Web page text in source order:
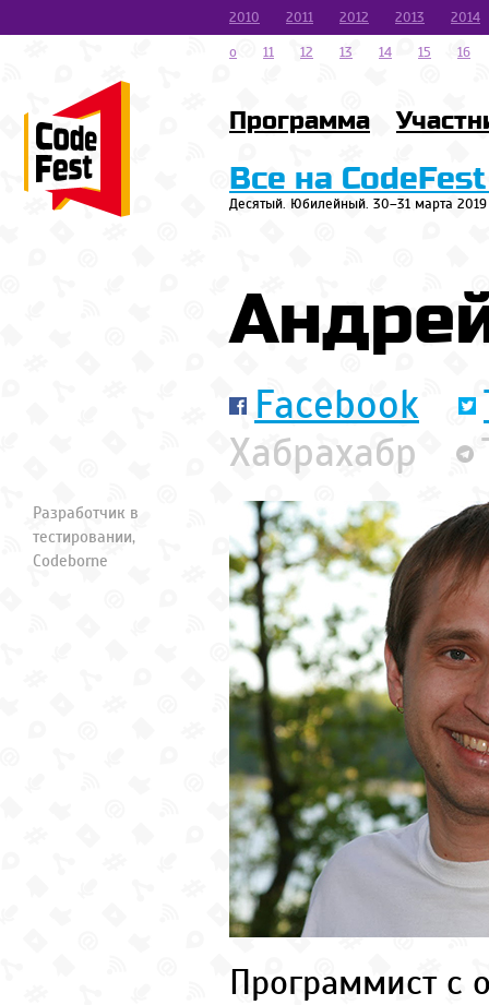
2010 2011 2012 2013
2014
o
11 12 13 14 15 16
Программа
Все на
Десятый. Юбилейный. 30–31 марта 2019
Facebook
Хабрахабр
Разработчик в
тестировании,
Codeborne
Программист с